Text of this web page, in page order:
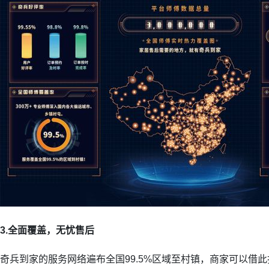
3.全面覆盖，无忧售后
奇兵到家的服务网络遍布全国99.5%区域至村镇，商家可以借